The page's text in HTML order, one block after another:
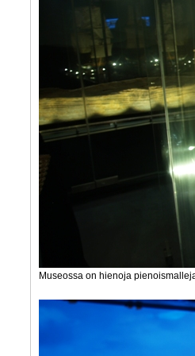
Museossa on hienoja